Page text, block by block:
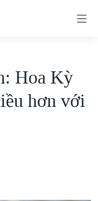
Hoa Kỳ
hơn với